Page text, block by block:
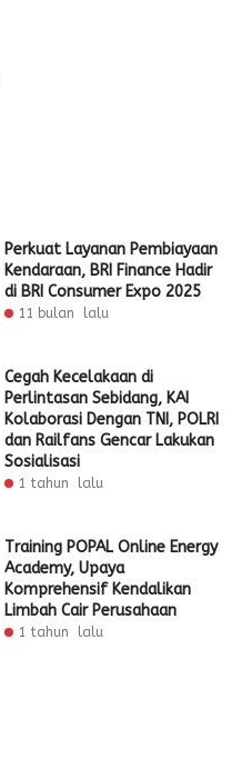
Perkuat Layanan Pembiayaan
Kendaraan, BRI Finance Hadir
di BRI Consumer Expo 2025
11 bulan lalu
Cegah Kecelakaan di
Perlintasan Sebidang, KAI
Kolaborasi Dengan TNI, POLRI
dan Railfans Gencar Lakukan
Sosialisasi
1 tahun lalu
Training POPAL Online Energy
Academy, Upaya
Komprehensif Kendalikan
Limbah Cair Perusahaan
1 tahun lalu